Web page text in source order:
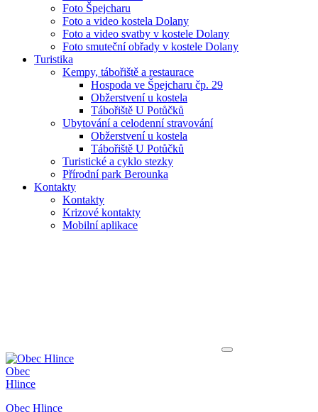
Foto Špejcharu
Foto a video kostela Dolany
Foto a video svatby v kostele Dolany
Foto smuteční obřady v kostele Dolany
Turistika
Kempy, tábořiště a restaurace
Hospoda ve Špejcharu čp. 29
Obžerstvení u kostela
Tábořiště U Potůčků
Ubytování a celodenní stravování
Obžerstvení u kostela
Tábořiště U Potůčků
Turistické a cyklo stezky
Přírodní park Berounka
Kontakty
Kontakty
Krizové kontakty
Mobilní aplikace
Obec
Hlince
Obec Hlince